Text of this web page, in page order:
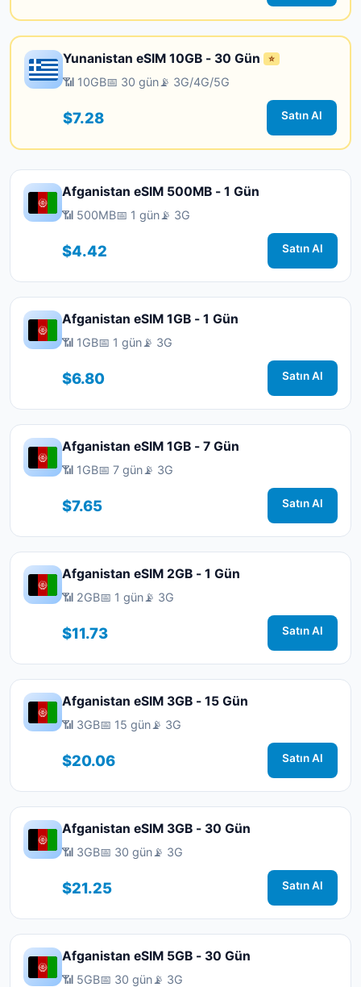
Yunanistan eSIM 10GB - 30 Gün ⭐
📶 10GB📅 30 gün📡 3G/4G/5G
$7.28 Satın Al
Afganistan eSIM 500MB - 1 Gün
📶 500MB📅 1 gün📡 3G
$4.42 Satın Al
Afganistan eSIM 1GB - 1 Gün
📶 1GB📅 1 gün📡 3G
$6.80 Satın Al
Afganistan eSIM 1GB - 7 Gün
📶 1GB📅 7 gün📡 3G
$7.65 Satın Al
Afganistan eSIM 2GB - 1 Gün
📶 2GB📅 1 gün📡 3G
$11.73 Satın Al
Afganistan eSIM 3GB - 15 Gün
📶 3GB📅 15 gün📡 3G
$20.06 Satın Al
Afganistan eSIM 3GB - 30 Gün
📶 3GB📅 30 gün📡 3G
$21.25 Satın Al
Afganistan eSIM 5GB - 30 Gün
📶 5GB📅 30 gün📡 3G